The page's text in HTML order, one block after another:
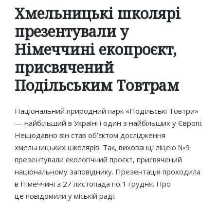
in
Хмельницькі школярі
презентували у
Німеччині екопроєкт,
присвячений
Подільським Товтрам
Національний природний парк «Подільські Товтри»
— найбільший в Україні і один з найбільших у Європі.
Нещодавно він став об’єктом дослідження
хмельницьких школярів. Так, вихованці ліцею №9
презентували екологічний проєкт, присвячений
національному заповіднику. Презентація проходила
в Німеччині з 27 листопада по 1 грудня. Про
це повідомили у міській раді.